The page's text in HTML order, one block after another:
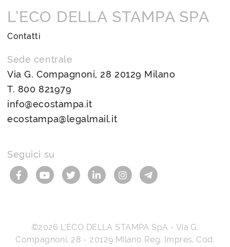
L’ECO DELLA STAMPA SPA
Contatti
Sede centrale
Via G. Compagnoni, 28 20129 Milano
T. 800 821979
info@ecostampa.it
ecostampa@legalmail.it
Seguici su
©2026 L’ECO DELLA STAMPA SpA - Via G.
Compagnoni, 28 - 20129 Milano Reg. Impres, Cod.